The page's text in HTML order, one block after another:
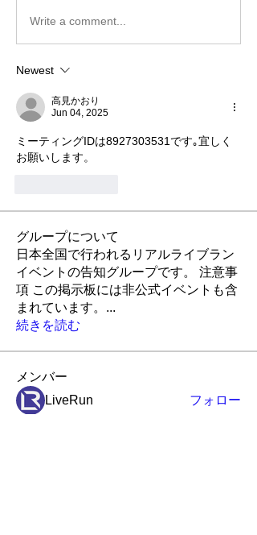
Write a comment...
Newest
高見かおり
Jun 04, 2025
ミーティングIDは8927303531です｡宜しく
お願いします。
グループについて
日本全国で行われるリアルライブラン
イベントの告知グループです。 注意事
項 この掲示板には非公式イベントも含
まれています。 ...
続きを読む
メンバー
LiveRun
フォロー